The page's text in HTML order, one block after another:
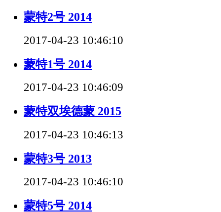
蒙特2号 2014
2017-04-23 10:46:10
蒙特1号 2014
2017-04-23 10:46:09
蒙特双埃德蒙 2015
2017-04-23 10:46:13
蒙特3号 2013
2017-04-23 10:46:10
蒙特5号 2014